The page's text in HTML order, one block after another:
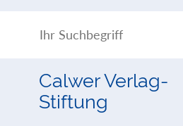
Calwer Verlag-
Stiftung